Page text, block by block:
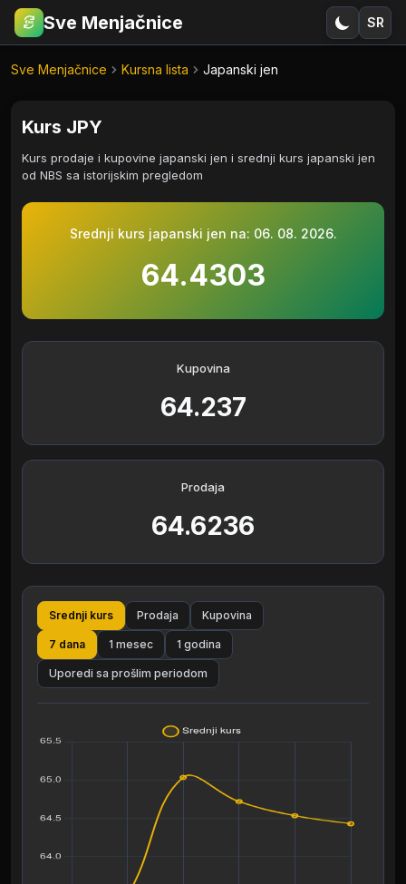
€RSD Sve Menjačnice SR
Sve Menjačnice Kursna lista Japanski jen
Kurs JPY
Kurs prodaje i kupovine japanski jen i srednji kurs japanski jen
od NBS sa istorijskim pregledom
Srednji kurs japanski jen na: 06. 08. 2026.
64.4303
Kupovina
64.237
Prodaja
64.6236
Srednji kurs Prodaja Kupovina
7 dana 1 mesec 1 godina
Uporedi sa prošlim periodom